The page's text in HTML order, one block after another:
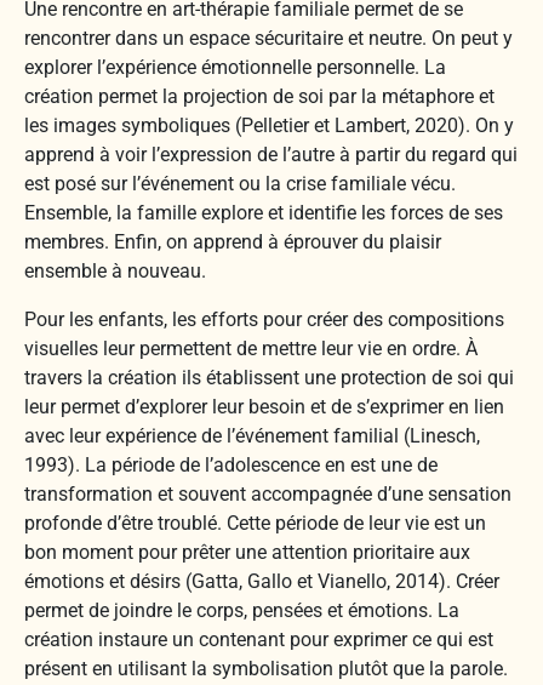
Une rencontre en art-thérapie familiale permet de se
rencontrer dans un espace sécuritaire et neutre. On peut y
explorer l’expérience émotionnelle personnelle. La
création permet la projection de soi par la métaphore et
les images symboliques (Pelletier et Lambert, 2020). On y
apprend à voir l’expression de l’autre à partir du regard qui
est posé sur l’événement ou la crise familiale vécu.
Ensemble, la famille explore et identifie les forces de ses
membres. Enfin, on apprend à éprouver du plaisir
ensemble à nouveau.
Pour les enfants, les efforts pour créer des compositions
visuelles leur permettent de mettre leur vie en ordre. À
travers la création ils établissent une protection de soi qui
leur permet d’explorer leur besoin et de s’exprimer en lien
avec leur expérience de l’événement familial (Linesch,
1993). La période de l’adolescence en est une de
transformation et souvent accompagnée d’une sensation
profonde d’être troublé. Cette période de leur vie est un
bon moment pour prêter une attention prioritaire aux
émotions et désirs (Gatta, Gallo et Vianello, 2014). Créer
permet de joindre le corps, pensées et émotions. La
création instaure un contenant pour exprimer ce qui est
présent en utilisant la symbolisation plutôt que la parole.